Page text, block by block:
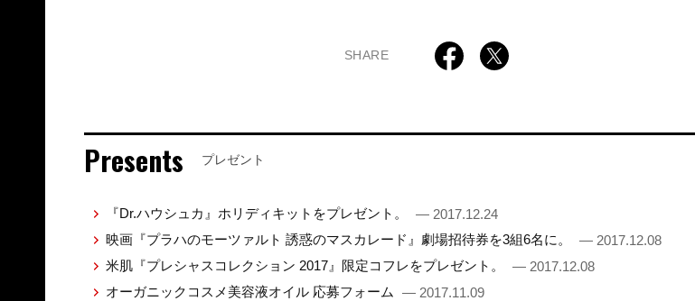
SHARE
Presents プレゼント
『Dr.ハウシュカ』ホリディキットをプレゼント。
— 2017.12.24
映画『プラハのモーツァルト 誘惑のマスカレード』劇場招待券を3組6名に。
— 2017.12.08
米肌『プレシャスコレクション 2017』限定コフレをプレゼント。
— 2017.12.08
オーガニックコスメ美容液オイル 応募フォーム
— 2017.11.09